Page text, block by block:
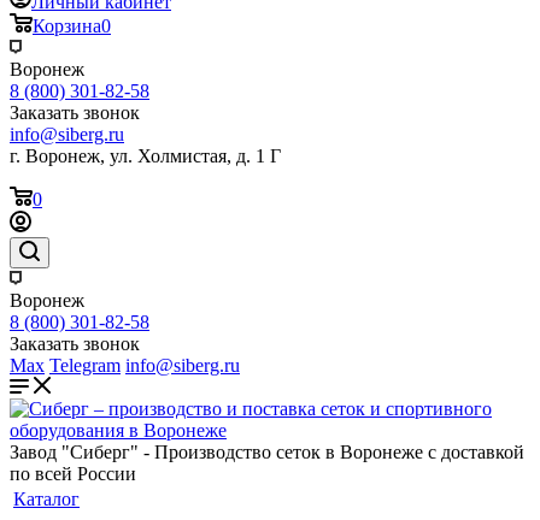
Корзина0
Воронеж
8 (800) 301-82-58
Заказать звонок
info@siberg.ru
г. Воронеж, ул. Холмистая, д. 1 Г
0
Воронеж
8 (800) 301-82-58
Заказать звонок
Max Telegram info@siberg.ru
Завод "Сиберг" - Производство сеток в Воронеже с доставкой
по всей России
Каталог